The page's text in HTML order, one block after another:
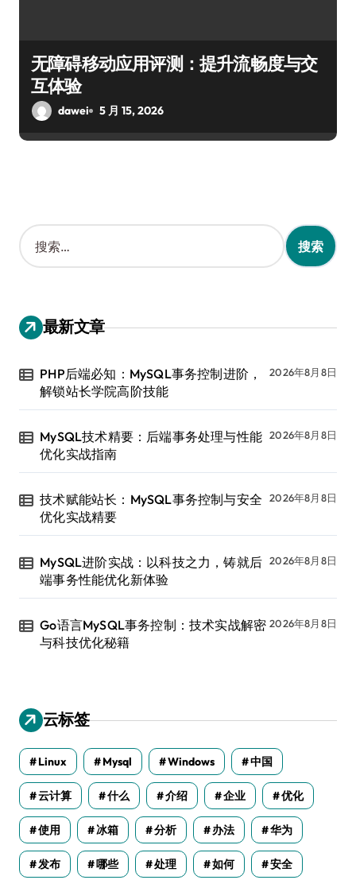
无障碍移动应用评测：提升流畅度与交
互体验
dawei 5 月 15, 2026
搜
索
：
最新文章
PHP后端必知：MySQL事务控制进阶，
解锁站长学院高阶技能
2026年8月8日
MySQL技术精要：后端事务处理与性能
优化实战指南
2026年8月8日
技术赋能站长：MySQL事务控制与安全
优化实战精要
2026年8月8日
MySQL进阶实战：以科技之力，铸就后
端事务性能优化新体验
2026年8月8日
Go语言MySQL事务控制：技术实战解密
与科技优化秘籍
2026年8月8日
云标签
Linux Mysql Windows 中国
云计算 什么 介绍 企业 优化
使用 冰箱 分析 办法 华为
发布 哪些 处理 如何 安全